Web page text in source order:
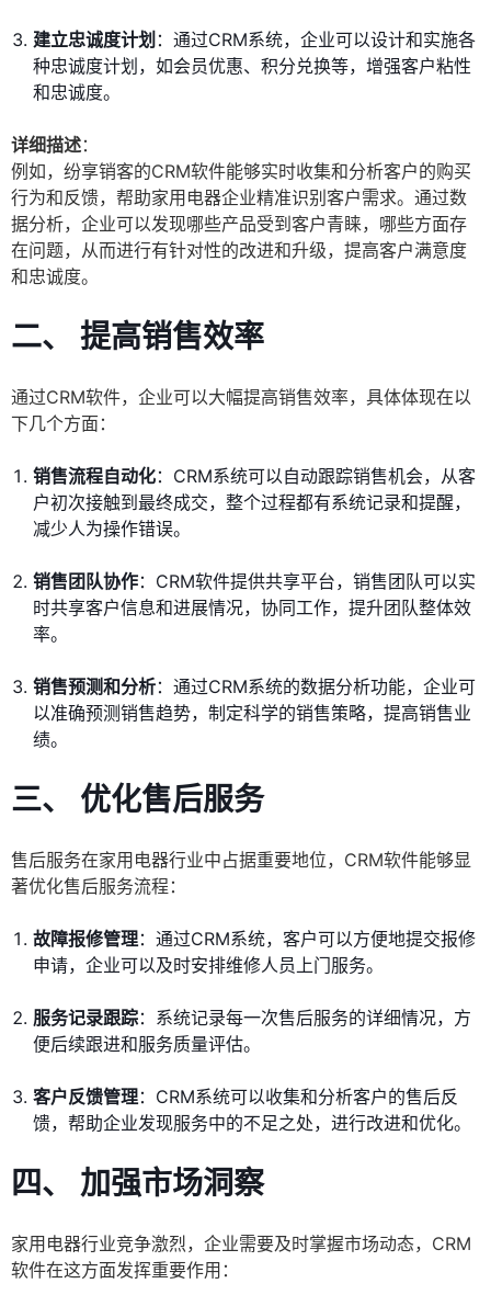
建立忠诚度计划 ：通过CRM系统，企业可以设计和实施各
种忠诚度计划，如会员优惠、积分兑换等，增强客户粘性
和忠诚度。
详细描述：
例如，纷享销客的CRM软件能够实时收集和分析客户的购买
行为和反馈，帮助家用电器企业精准识别客户需求。通过数
据分析，企业可以发现哪些产品受到客户青睐，哪些方面存
在问题，从而进行有针对性的改进和升级，提高客户满意度
和忠诚度。
二、 提高销售效率
通过CRM软件，企业可以大幅提高销售效率，具体体现在以
下几个方面：
销售流程自动化：CRM系统可以自动跟踪销售机会，从客
户初次接触到最终成交，整个过程都有系统记录和提醒，
减少人为操作错误。
销售团队协作：CRM软件提供共享平台，销售团队可以实
时共享客户信息和进展情况，协同工作，提升团队整体效
率。
销售预测和分析：通过CRM系统的数据分析功能，企业可
以准确预测销售趋势，制定科学的销售策略，提高销售业
绩。
三、 优化售后服务
售后服务在家用电器行业中占据重要地位，CRM软件能够显
著优化售后服务流程：
故障报修管理：通过CRM系统，客户可以方便地提交报修
申请，企业可以及时安排维修人员上门服务。
服务记录跟踪：系统记录每一次售后服务的详细情况，方
便后续跟进和服务质量评估。
客户反馈管理：CRM系统可以收集和分析客户的售后反
馈，帮助企业发现服务中的不足之处，进行改进和优化。
四、 加强市场洞察
家用电器行业竞争激烈，企业需要及时掌握市场动态，CRM
软件在这方面发挥重要作用：